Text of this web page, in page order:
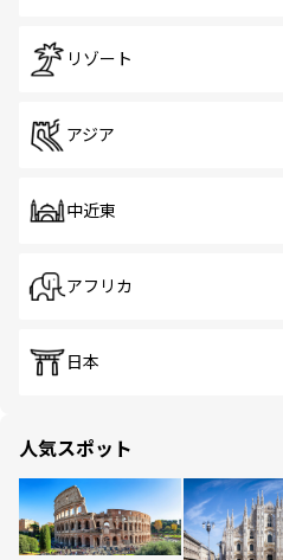
リゾート
アジア
中近東
アフリカ
日本
人気スポット